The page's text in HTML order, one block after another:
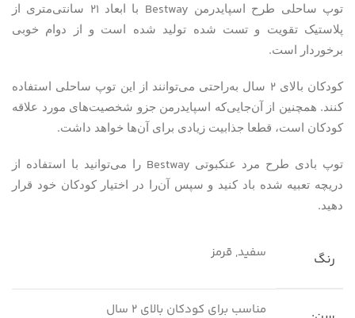
توپ ساحلی طرح اسپایدرمن Bestway با ابعاد ۲۱
سانتی‌متری از
پلاستیک تقویت و تست شده تولید شده است و از دوام خوبی
برخوردار است.
کودکان بالای۲ سال به‌راحتی می‌توانند از این توپ ساحلی استفاده
کنند. همچنین از آن‌جایی‌که اسپایدرمن جزو شخصیت‌های مورد علاقه
کودکان است، قطعا جذابیت زیادی برای آن‌ها خواهد داشت.
توپ بادی طرح مرد عنکبوتی Bestway را می‌توانید با استفاده از
دریچه تعبیه شده باد کنید و سپس آن‌را در اختیار کودکان خود قرار
دهید.
رنگ سفید, قرمز
مناسب برای کودکان بالای 2 سال